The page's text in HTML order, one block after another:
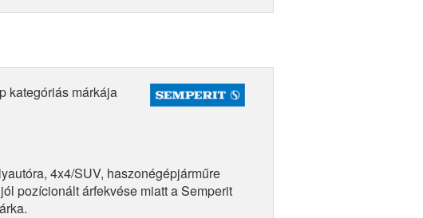
kategóriás márkája
4x4/SUV, haszonégépjárműre
pozícionált árfekvése miatt a Semperit